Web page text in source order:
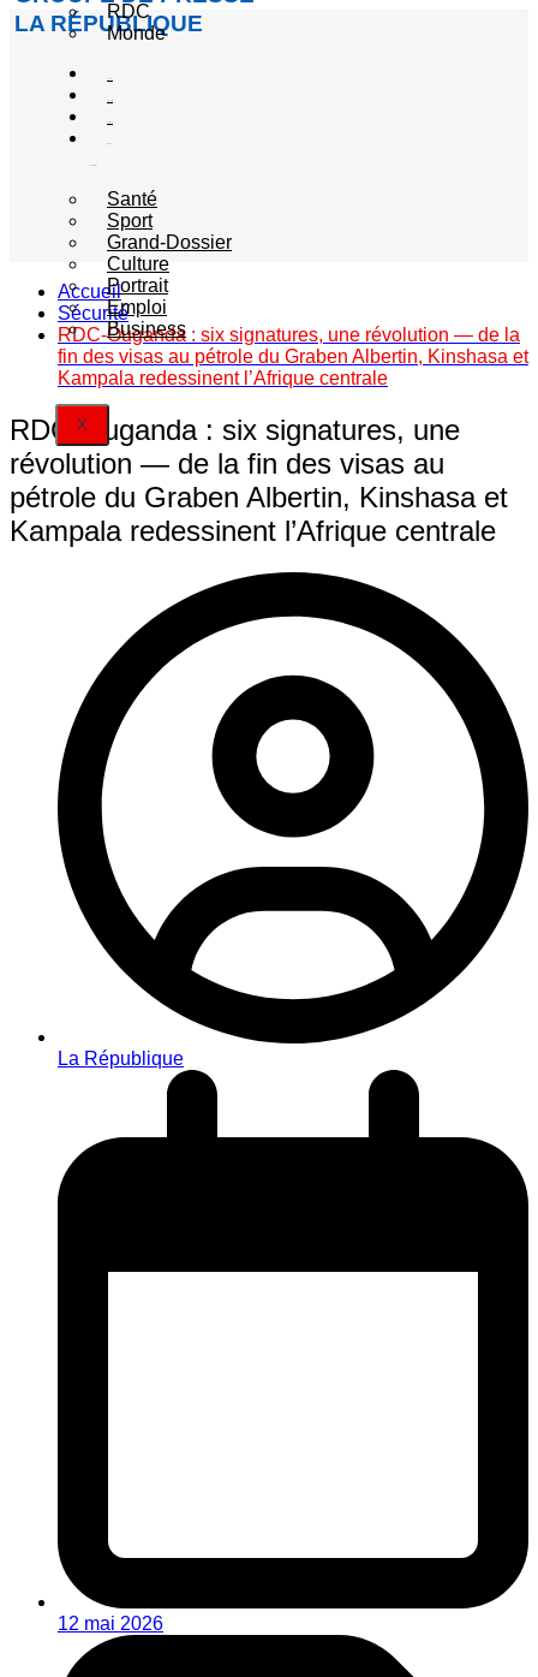
LA RÉPUBLIQUE
RDC
Monde
Santé
Sport
Grand-Dossier
Culture
Portrait
Emploi
Business
X
Accueil
Sécurité
RDC-Ouganda : six signatures, une révolution — de la
fin des visas au pétrole du Graben Albertin, Kinshasa et
Kampala redessinent l’Afrique centrale
RDC-Ouganda : six signatures, une
révolution — de la fin des visas au
pétrole du Graben Albertin, Kinshasa et
Kampala redessinent l’Afrique centrale
La République
12 mai 2026